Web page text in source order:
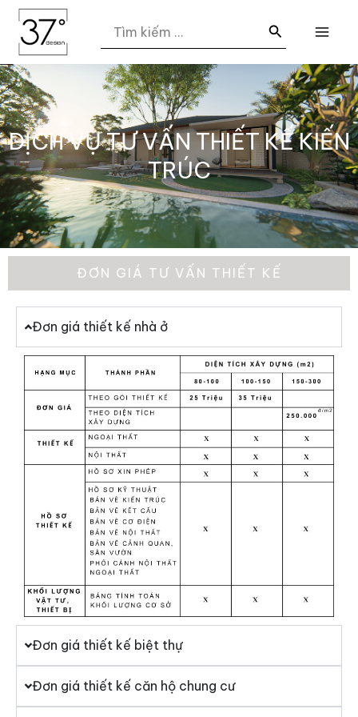
Nhảy
dung
Search
for:
DỊCH VỤ TƯ VẤN THIẾT KẾ KIẾN
TRÚC
ĐƠN GIÁ TƯ VẤN THIẾT KẾ
Đơn giá thiết kế nhà ở
Đơn giá thiết kế biệt thự
Đơn giá thiết kế căn hộ chung cư